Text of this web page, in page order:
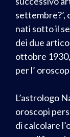
settembre?’,
nati sotto il
dei due
ottobre
per l’
L’astrologo
oroscopi
di calcolare